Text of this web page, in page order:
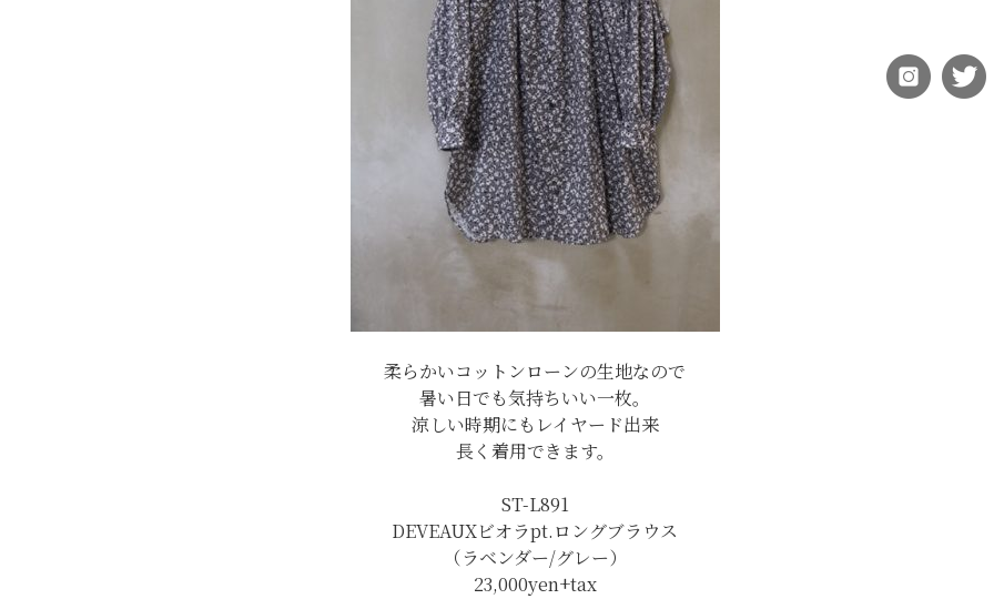
柔らかいコットンローンの生地なので
暑い日でも気持ちいい一枚。
涼しい時期にもレイヤード出来
長く着用できます。
ST-L891
DEVEAUXビオラpt.ロングブラウス
（ラベンダー/グレー）
23,000yen+tax